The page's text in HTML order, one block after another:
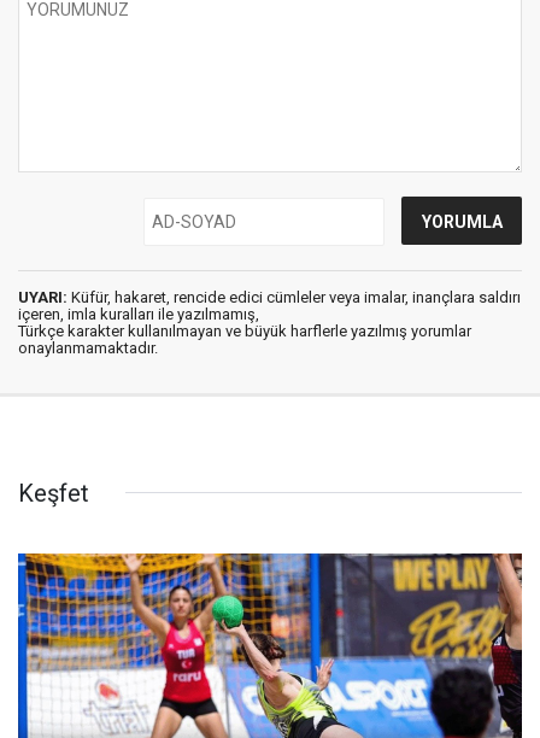
UYARI: Küfür, hakaret, rencide edici cümleler veya imalar, inançlara saldırı
içeren, imla kuralları ile yazılmamış,
Türkçe karakter kullanılmayan ve büyük harflerle yazılmış yorumlar
onaylanmamaktadır.
Keşfet